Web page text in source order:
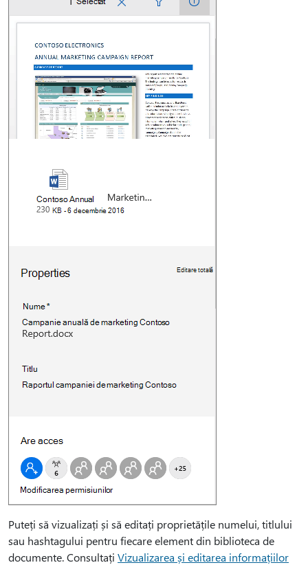
Puteți să vizualizați și să editați proprietățile numelui, titlului
sau hashtagului pentru fiecare element din biblioteca de
documente. Consultați Vizualizarea și editarea informațiilor